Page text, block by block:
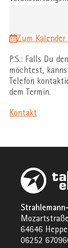
Zum
P.S.: Falls Du
möchtest,
Telefon
dem Termin.
Kontakt
64646
06252